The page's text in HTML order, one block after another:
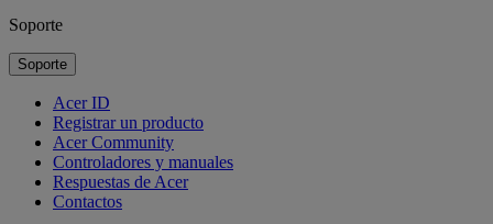
Soporte
Soporte
Acer ID
Registrar un producto
Acer Community
Controladores y manuales
Respuestas de Acer
Contactos